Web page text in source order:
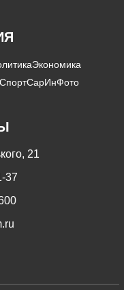
Экономика
СпортСарИнФото
21
37